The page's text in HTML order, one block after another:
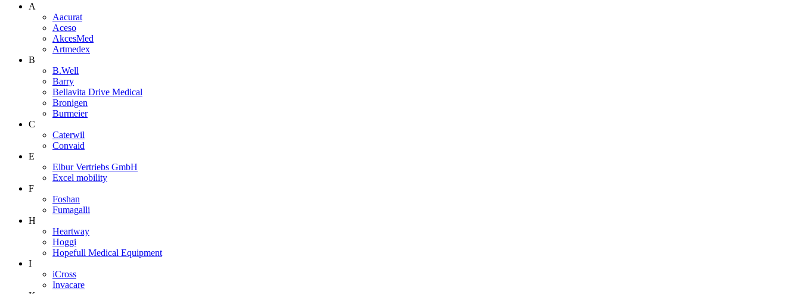
A
Aacurat
Aceso
AkcesMed
Artmedex
B
B.Well
Barry
Bellavita Drive Medical
Bronigen
Burmeier
C
Caterwil
Convaid
E
Elbur Vertriebs GmbH
Excel mobility
F
Foshan
Fumagalli
H
Heartway
Hoggi
Hopefull Medical Equipment
I
iCross
Invacare